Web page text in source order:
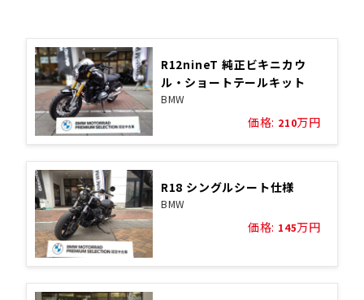
R12nineT 純正ビキニカウ
ル・ショートテールキット
BMW
価格: 210万円
R18 シングルシート仕様
BMW
価格: 145万円